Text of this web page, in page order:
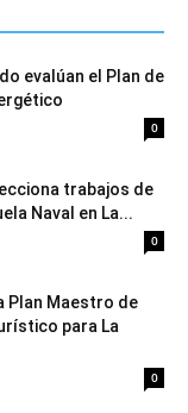
evalúan el Plan de
0
trabajos de
Naval en La...
0
Plan Maestro de
para La
0